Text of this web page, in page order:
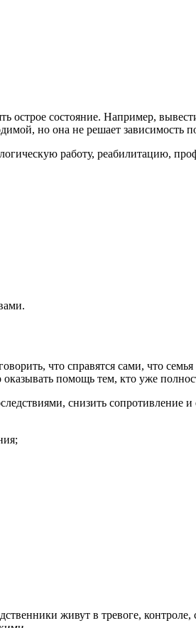
состояние. Например,
но она не решает зависимость
работу, реабилитацию,
что справятся сами, что
помощь тем, кто уже
снизить сопротивление
живут в тревоге,